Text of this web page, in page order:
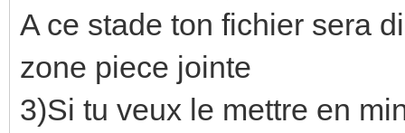
A ce stade ton fichier sera
zone piece jointe
3)Si tu veux le mettre en